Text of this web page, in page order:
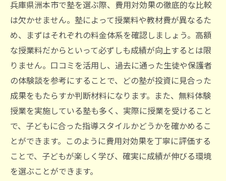
兵庫県洲本市で塾を選ぶ際、費用対効果の徹底的な比較
は欠かせません。塾によって授業料や教材費が異なるた
め、まずはそれぞれの料金体系を確認しましょう。高額
な授業料だからといって必ずしも成績が向上するとは限
りません。口コミを活用し、過去に通った生徒や保護者
の体験談を参考にすることで、どの塾が投資に見合った
成果をもたらすか判断材料になります。また、無料体験
授業を実施している塾も多く、実際に授業を受けること
で、子どもに合った指導スタイルかどうかを確かめるこ
とができます。このように費用対効果を丁寧に評価する
ことで、子どもが楽しく学び、確実に成績が伸びる環境
を選ぶことができます。